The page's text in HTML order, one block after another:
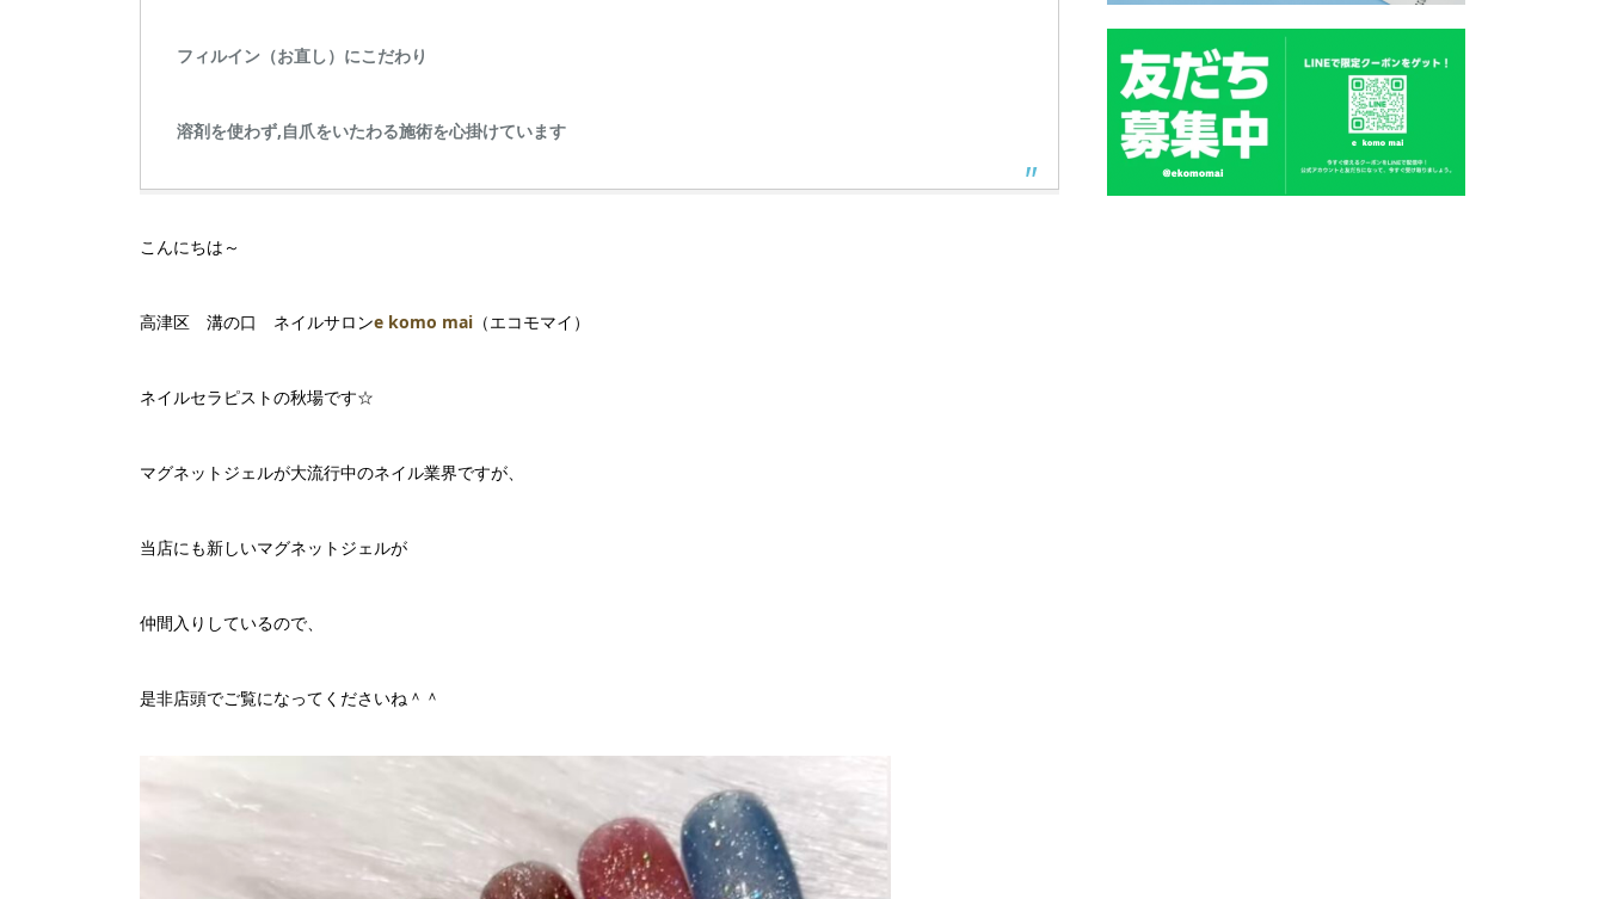
フィルイン（お直し）にこだわり
溶剤を使わず,自爪をいたわる施術を心掛けています
こんにちは～
高津区 溝の口 ネイルサロンe komo mai （エコモマイ）
ネイルセラピストの秋場です☆
マグネットジェルが大流行中のネイル業界ですが、
当店にも新しいマグネットジェルが
仲間入りしているので、
是非店頭でご覧になってくださいね＾＾